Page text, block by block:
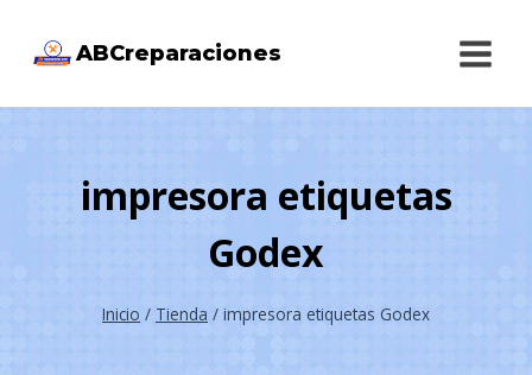
ABCreparaciones
impresora etiquetas
Godex
Inicio / Tienda / impresora etiquetas Godex